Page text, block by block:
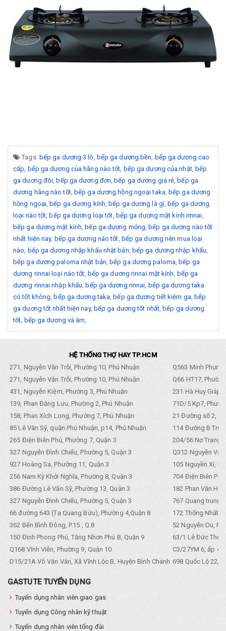
Tags: bếp ga dương 3 lò bếp ga dương bền
bếp ga dương cao
cấp
bếp ga dương của hãng nào tốt bếp ga dương của nhật, bếp
ga dương đôi bếp ga dương đơn bếp ga dương giá rẻ bếp ga
dương hãng nào tốt, bếp ga dương hồng ngoại taka bếp ga dương
hồng ngoại bếp ga dương kính bếp ga dương là gì bếp ga dương
loại nào tốt bếp ga dương loại tốt bếp ga dương mặt kính rinnai
bếp ga dương mặt kính bếp ga dương mỏng bếp ga dương nào tốt
nhất hiện nay, bếp ga dương nào tốt bếp ga dương nên mua loại
nào
bếp ga dương nhập khẩu nhật bản bếp ga dương nhập khẩu
bếp ga dương paloma nhật bản bếp ga dương paloma bếp ga
dương rinnai loại nào tốt bếp ga dương rinnai mặt kính
bếp ga
dương rinnai nhập khẩu bếp ga dương rinnai bếp ga dương taka
có tốt không bếp ga dương taka bếp ga dương tiết kiệm ga bếp
ga dương tốt nhất hiện nay, bếp ga dương tốt nhất, bếp ga dương
tốt bếp ga dương và âm
HỆ THỐNG THỢ HAY TP.HCM
271, Nguyễn Văn Trỗi, Phường 10, Phú Nhuận
Q563 Minh
271, Nguyễn Văn Trỗi, Phường 10, Phú Nhuận
Q66 HT17,
431, Nguyễn Kiệm, Phường 3, Phú Nhuận
231 Hà Huy Giáp,
139, Phan Đăng Lưu, Phường 2, Phú Nhuận
71D/5 Kp7,
158, Phan Xích Long, Phường 7, Phú Nhuận
21 Đường số 2,
85 Lê Văn Sỹ, quận Phú Nhuận, p14, Phú Nhuận
114 Đường B
265 Điện Biên Phủ, Phường 7, Quận 3
204/56 Nơ Trang
327 Nguyễn Đình Chiểu, Phường 5, Quận 3
Q312 Nguyền
927 Hoàng Sa, Phường 11, Quận 3
105 Nguyền Xí,
256 Nam Kỳ Khởi Nghĩa, Phường 8, Quận 3
704 Điện Biên
386 Đường Lê Văn Sỹ, Phường 13, Quận 3
182 Phan Văn
327 Nguyễn Đình Chiểu, Phường 5, Quận 3
767 Quang trung,
66 đường 643 (Tạ Quang Bửu), Phường 4,Quận 8
172 Thống Nhất.
362 Bến Bình Đông, P.15 , Q.8
52 Nguyễn Du,
150 Đình Phong Phú, Tăng Nhơn Phú B, Quận 9
63/1 Lê Đức Thọ,
Q168 Vĩnh Viễn, Phường 9, Quận 10
C3/27YM 6, ấp 4,
D15/21A Võ Văn Vân, Xã Vĩnh Lộc B, Huyện Bình Chánh 698 Quốc Lộ 22,
GASTUTE TUYỂN DỤNG
Tuyển dụng nhân viên giao gas
Tuyển dụng Công nhân kỹ thuật
Tuyển dụng nhân viên tổng đài